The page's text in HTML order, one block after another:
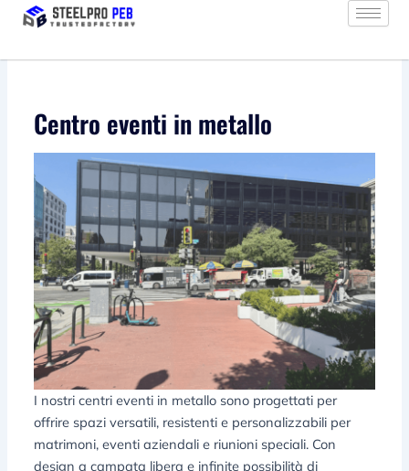
Centro eventi in metallo
I nostri centri eventi in metallo sono progettati per
offrire spazi versatili, resistenti e personalizzabili per
matrimoni, eventi aziendali e riunioni speciali. Con
design a campata libera e infinite possibilità di